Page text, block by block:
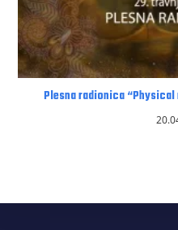
Plesna radionica